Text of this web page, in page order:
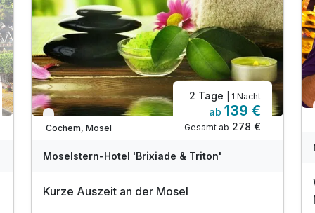
Juniorsuite/n
2 Erwachsene
Verfügbar bis Dezember
Cochem, Mosel
2 Tage | 1 Nacht
ab 139 €
Gesamt ab 278 €
Moselstern-Hotel 'Brixiade & Triton'
Kurze Auszeit an der Mosel